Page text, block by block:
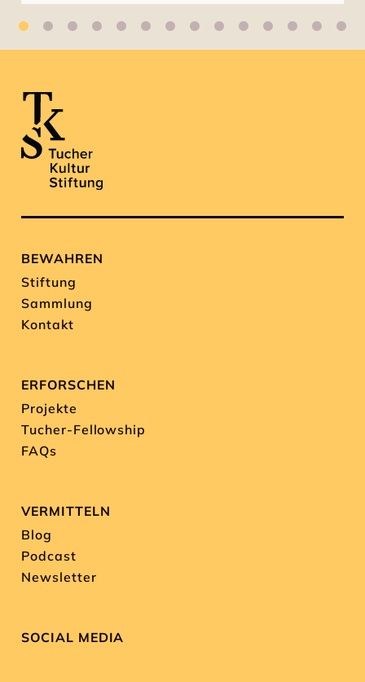
BEWAHREN
Stiftung
Sammlung
Kontakt
ERFORSCHEN
Projekte
Tucher-Fellowship
FAQs
VERMITTELN
Blog
Podcast
Newsletter
SOCIAL MEDIA